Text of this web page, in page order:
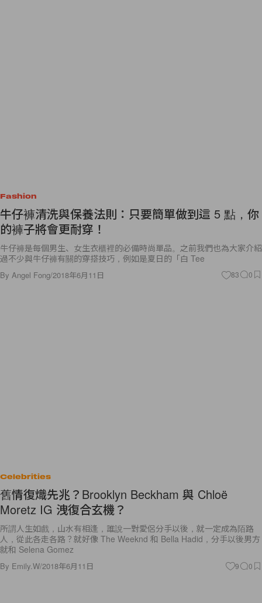
Fashion
牛仔褲清洗與保養法則：只要簡單做到這 5 點，你
的褲子將會更耐穿！
牛仔褲是每個男生、女生衣櫃裡的必備時尚單品。之前我們也為大家介紹
過不少與牛仔褲有關的穿搭技巧，例如是夏日的「白 Tee
By Angel Fong/2018年6月11日 83 0
Celebrities
舊情復熾先兆？Brooklyn Beckham 與 Chloë
Moretz IG 洩復合玄機？
所謂人生如戲，山水有相逢，誰說一對愛侶分手以後，就一定成為陌路
人，從此各走各路？就好像 The Weeknd 和 Bella Hadid，分手以後男方
就和 Selena Gomez
By Emily.W/2018年6月11日 9 0